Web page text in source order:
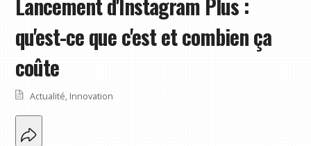
Lancement d'Instagram Plus :
qu'est-ce que c'est et combien ça
coûte
Actualité, Innovation